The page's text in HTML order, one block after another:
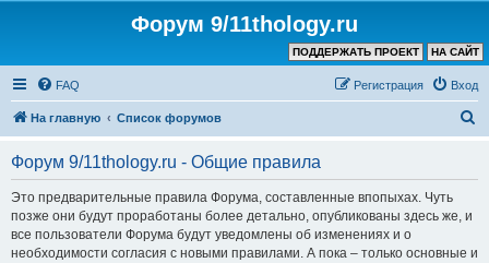
Форум 9/11thology.ru
НА САЙТ
ПОДДЕРЖАТЬ ПРОЕКТ
FAQ Вход
Регистрация
На главную Список форумов
Форум 9/11thology.ru - Общие правила
Это предварительные правила Форума, составленные впопыхах. Чуть
позже они будут проработаны более детально, опубликованы здесь же, и
все пользователи Форума будут уведомлены об изменениях и о
необходимости согласия с новыми правилами. А пока – только основные и